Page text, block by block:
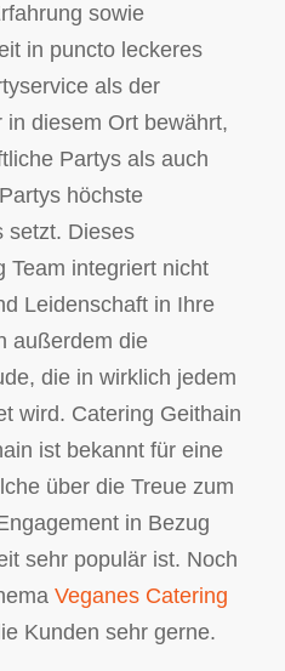
sowie
in puncto leckeres
als der
diesem Ort bewährt,
Partys als auch
höchste
setzt. Dieses
Team integriert nicht
Leidenschaft in Ihre
außerdem die
die in wirklich jedem
wird. Catering Geithain
ist bekannt für eine
über die Treue zum
in Bezug
sehr populär ist. Noch
Veganes Catering
Kunden sehr gerne.